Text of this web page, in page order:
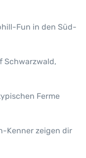
Fun in den Süd-
Schwarzwald,
Ferme
Kenner zeigen dir